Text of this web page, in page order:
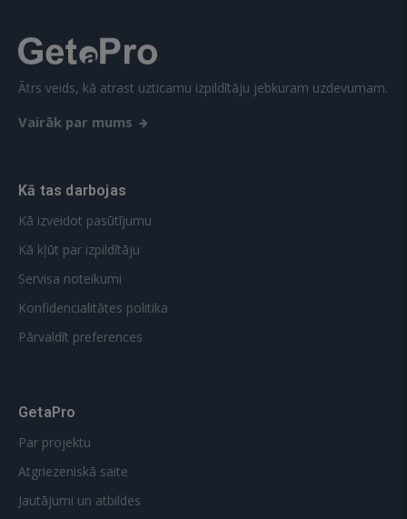
Ātrs veids, kā atrast uzticamu izpildītāju jebkuram uzdevumam.
Vairāk par mums
Kā tas darbojas
Kā izveidot pasūtījumu
Kā kļūt par izpildītāju
Servisa noteikumi
Konfidencialitātes politika
Pārvaldīt preferences
GetaPro
Par projektu
Atgriezeniskā saite
Jautājumi un atbildes